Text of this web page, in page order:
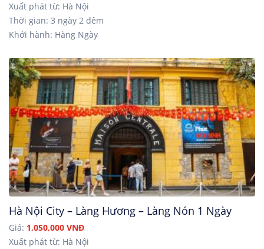
Xuất phát từ: Hà Nội
Thời gian: 3 ngày 2 đêm
Khởi hành: Hàng Ngày
Hà Nội City – Làng Hương – Làng Nón 1 Ngày
Giá: 1,050,000 VNĐ
Xuất phát từ: Hà Nội